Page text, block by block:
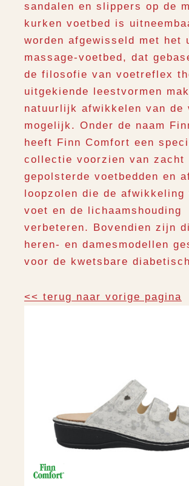
sandalen en slippers op de
kurken voetbed is
worden afgewisseld met het
massage-voetbed, dat
de filosofie van voetreflex
uitgekiende leestvormen
natuurlijk afwikkelen van de
mogelijk. Onder de naam
heeft Finn Comfort een
collectie voorzien van zacht
gepolsterde voetbedden en
loopzolen die de afwikkeling
voet en de lichaamshouding
verbeteren. Bovendien zijn
heren- en damesmodellen
voor de kwetsbare
<< terug naar vorige pagina